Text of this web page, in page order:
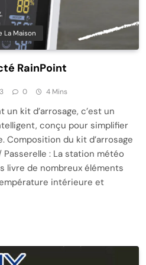
La Maison
RainPoint
0 4 Mins
un kit d’arrosage, c’est un
conçu pour simplifier
Composition du kit d’arrosage
: La station météo
livre de nombreux éléments
intérieure et